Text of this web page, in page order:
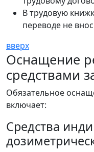
В трудовую
переводе не
вверх
Оснащение
средствами
Обязательное
включает:
Средства